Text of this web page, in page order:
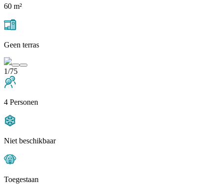
60 m²
Geen terras
1/75
4 Personen
Niet beschikbaar
Toegestaan